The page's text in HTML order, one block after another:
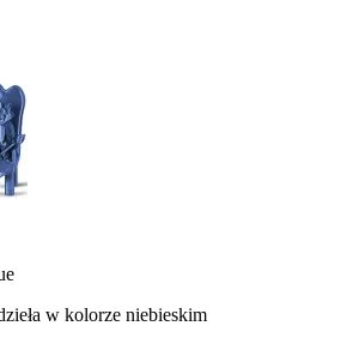
w kolorze niebieskim